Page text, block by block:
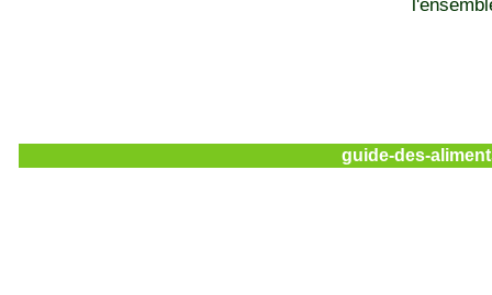
guide-des-